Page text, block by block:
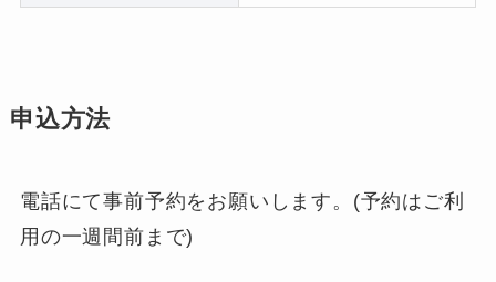
申込方法
電話にて事前予約をお願いします。(予約はご利
用の一週間前まで)